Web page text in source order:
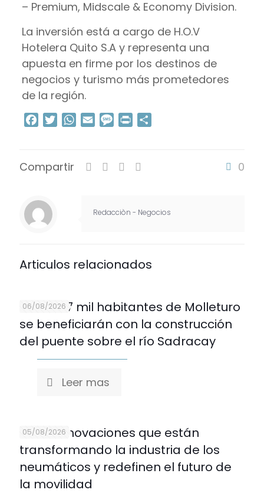
– Premium, Midscale & Economy Division.
La inversión está a cargo de H.O.V
Hotelera Quito S.A y representa una
apuesta en firme por los destinos de
negocios y turismo más prometedores
de la región.
Facebook
TwitterWhatsApp
Email Message
Print
Compartir 0
Redacciòn - Negocios
Articulos relacionados
06/08/2026
Más de 7 mil habitantes de Molleturo
se beneficiarán con la construcción
del puente sobre el río Sadracay
Leer mas
05/08/2026
Cinco innovaciones que están
transformando la industria de los
neumáticos y redefinen el futuro de
la movilidad